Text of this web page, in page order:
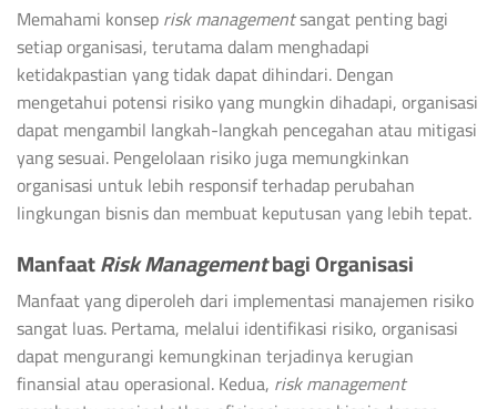
Memahami konseprisk managementsangat penting bagi
setiap organisasi, terutama dalam menghadapi
ketidakpastian yang tidak dapat dihindari. Dengan
mengetahui potensi risiko yang mungkin dihadapi, organisasi
dapat mengambil langkah-langkah pencegahan atau mitigasi
yang sesuai. Pengelolaan risiko juga memungkinkan
organisasi untuk lebih responsif terhadap perubahan
lingkungan bisnis dan membuat keputusan yang lebih tepat.
ManfaatRisk Managementbagi Organisasi
Manfaat yang diperoleh dari implementasi manajemen risiko
sangat luas. Pertama, melalui identifikasi risiko, organisasi
dapat mengurangi kemungkinan terjadinya kerugian
finansial atau operasional. Kedua, risk management